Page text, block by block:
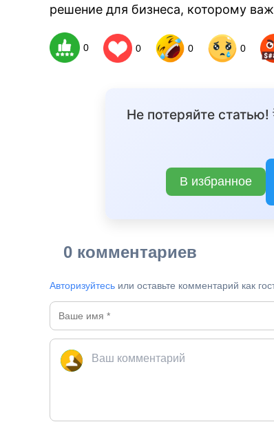
решение для бизнеса, которому
0 0 0 0
Не потеряйте
В избранное
0 комментариев
Авторизуйтесь или оставьте комментарий как